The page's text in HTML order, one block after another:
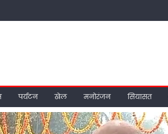
पर्यटन खेल मनोरंजन सियासत